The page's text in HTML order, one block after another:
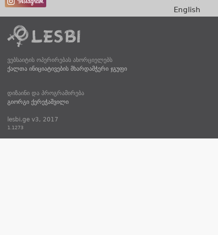
English
ვებსაიტის ოპერირებას ახორციელებს
ქალთა ინიციატივების მხარდამჭერი ჯგუფი
დიზაინი და პროგრამირება
გიორგი ქერეჭაშვილი
lesbi.ge v3, 2017
1.1273